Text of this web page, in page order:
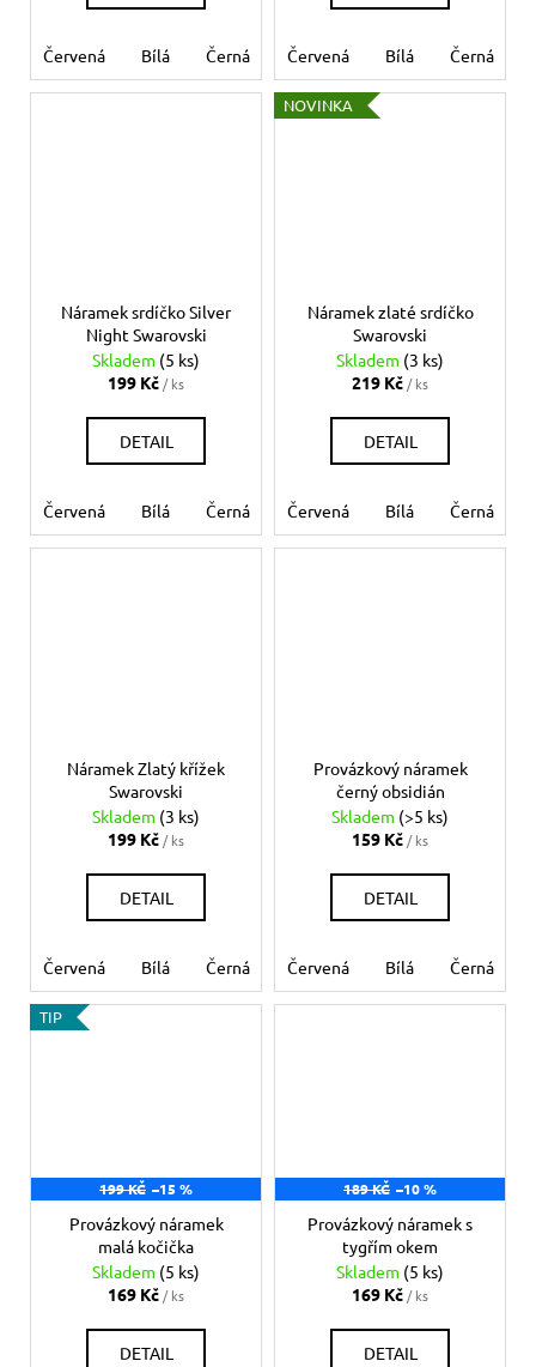
Červená Bílá Černá Růžová Modrá světlá
Červená Bílá Černá
Náramek srdíčko Silver
Night Swarovski
Skladem (5 ks)
199 Kč/ ks
DETAIL
Červená Bílá Černá Růžová Modrá světlá
NOVINKA
Náramek zlaté srdíčko
Swarovski
Skladem (3 ks)
219 Kč/ ks
DETAIL
Červená Bílá Černá
Náramek Zlatý křížek
Swarovski
Skladem (3 ks)
199 Kč / ks
DETAIL
Červená Bílá Černá Růžová Modrá světlá
Provázkový náramek
černý obsidián
Skladem (>5 ks)
159 Kč / ks
DETAIL
Červená Bílá Černá
TIP
199 KČ –15 %
Provázkový náramek
malá kočička
Skladem (5 ks)
169 Kč / ks
DETAIL
189 KČ –10 %
Provázkový náramek s
tygřím okem
Skladem (5 ks)
169 Kč / ks
DETAIL